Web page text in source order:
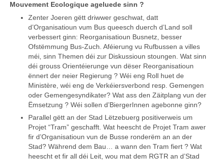
Mouvement Ecologique ageluede sinn ?
Zenter Joeren gëtt driwwer geschwat, datt
d’Organisatioun vum Bus queesch duerch d’Land soll
verbessert ginn: Reorganisatioun Busnetz, besser
Ofstëmmung Bus-Zuch. Aféierung vu Rufbussen a villes
méi, sinn Themen déi zur Diskussioun stoungen. Wat sinn
déi grouss Orientéierunge vun dëser Reorganisatioun
ënnert der neier Regierung ? Wéi eng Roll huet de
Ministère, wéi eng de Verkéiersverbond resp. Gemengen
oder Gemengesyndikater? Wat ass den Zäitplang vun der
Ëmsetzung ? Wéi sollen d’BiergerInnen agebonne ginn?
Parallel gëtt an der Stad Lëtzebuerg positiverweis um
Projet “Tram” geschafft. Wat heescht de Projet Tram awer
fir d’Organisatioun vun de Busse ronderëm an an der
Stad? Während dem Bau… a wann den Tram fiert ? Wat
heescht et fir all déi Leit, wou mat dem RGTR an d’Stad